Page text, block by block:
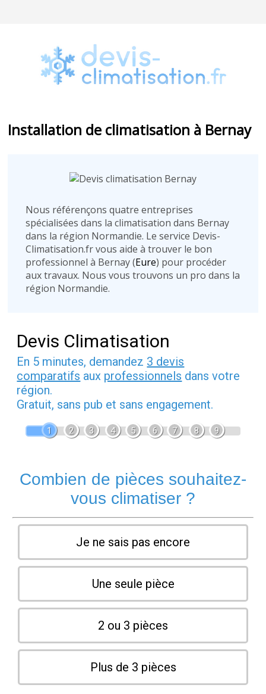
Installation de climatisation à Bernay
Nous référençons quatre entreprises
spécialisées dans la climatisation dans Bernay
dans la région Normandie. Le service Devis-
Climatisation.fr vous aide à trouver le bon
professionnel à Bernay (Eure) pour procéder
aux travaux. Nous vous trouvons un pro dans la
région Normandie.
Devis Climatisation
En 5 minutes, demandez 3 devis
comparatifs aux professionnels dans votre
région.
Gratuit, sans pub et sans engagement.
1 2 3 4 5 6 7 8 9
Combien de pièces souhaitez-
vous climatiser ?
Je ne sais pas encore
Une seule pièce
2 ou 3 pièces
Plus de 3 pièces